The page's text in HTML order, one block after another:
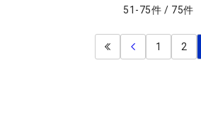
51 -75件 / 75件
1 2